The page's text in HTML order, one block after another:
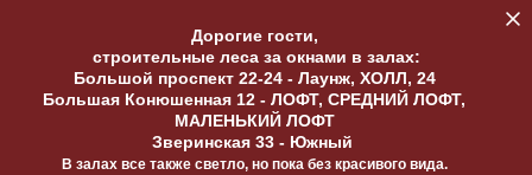
Дорогие гости,
строительные леса за окнами в залах:
Большой проспект 22-24 - Лаунж, ХОЛЛ, 24
Большая Конюшенная 12 - ЛОФТ, СРЕДНИЙ ЛОФТ,
МАЛЕНЬКИЙ ЛОФТ
Зверинская 33 - Южный
В залах все также светло, но пока без красивого вида.